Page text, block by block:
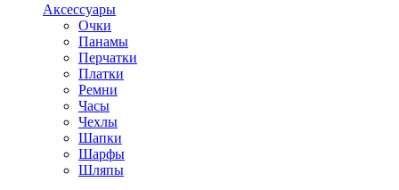
Аксессуары
Очки
Панамы
Перчатки
Платки
Ремни
Часы
Чехлы
Шапки
Шарфы
Шляпы